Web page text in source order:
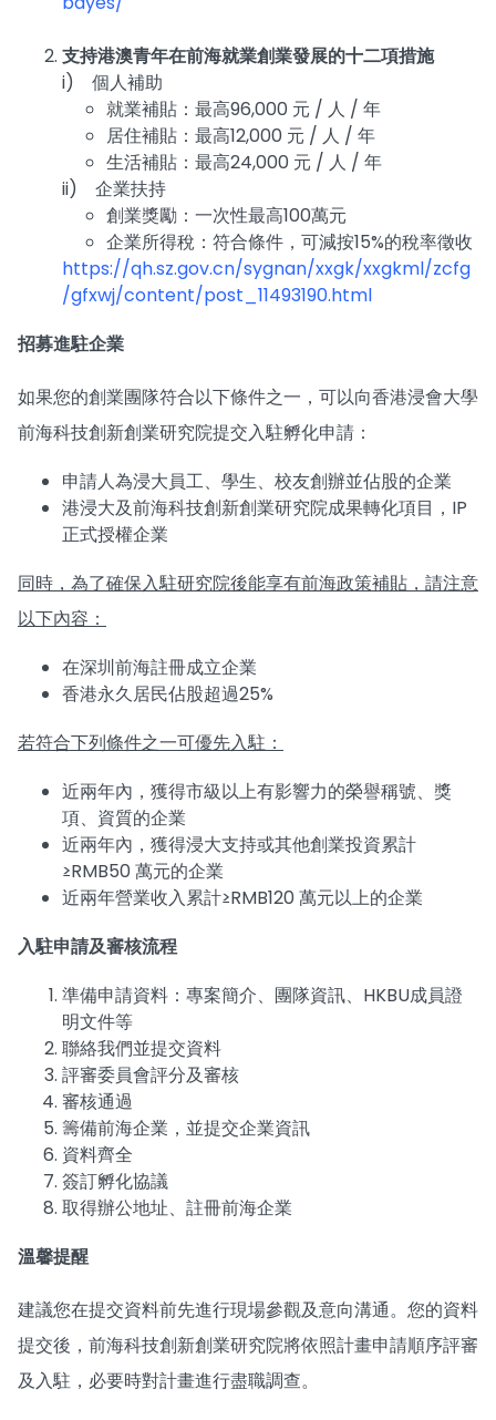
支持港澳青年在前海就業創業發展的十二項措施
i) 個人補助
就業補貼：最高96,000 元 / 人 / 年
居住補貼：最高12,000 元 / 人 / 年
生活補貼：最高24,000 元 / 人 / 年
ii) 企業扶持
創業獎勵：一次性最高100萬元
企業所得稅：符合條件，可減按15%的稅率徵收
https://qh.sz.gov.cn/sygnan/xxgk/xxgkml/zcfg
/gfxwj/content/post_11493190.html
招募進駐企業
如果您的創業團隊符合以下條件之⼀，可以向香港浸會大學
前海科技創新創業研究院提交入駐孵化申請：
申請人為浸大員工、學生、校友創辦並佔股的企業
港浸大及前海科技創新創業研究院成果轉化項目，IP
正式授權企業
同時，為了確保入駐研究院後能享有前海政策補貼，請注意
以下內容：
在深圳前海註冊成立企業
香港永久居民佔股超過25%
若符合下列條件之一可優先入駐：
近兩年內，獲得市級以上有影響力的榮譽稱號、獎
項、資質的企業
近兩年內，獲得浸大支持或其他創業投資累計
≥RMB50 萬元的企業
近兩年營業收入累計≥RMB120 萬元以上的企業
入駐申請及審核流程
準備申請資料：專案簡介、團隊資訊、HKBU成員證
明文件等
聯絡我們並提交資料
評審委員會評分及審核
審核通過
籌備前海企業，並提交企業資訊
資料齊全
簽訂孵化協議
取得辦公地址、註冊前海企業
溫馨提醒
建議您在提交資料前先進行現場參觀及意向溝通。您的資料
提交後，前海科技創新創業研究院將依照計畫申請順序評審
及入駐，必要時對計畫進行盡職調查。